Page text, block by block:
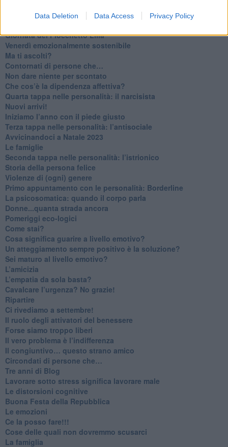
Data Deletion Data Access Privacy Policy
​Essere genitori di un adolescente
​Giornata del Fiocchetto Lilla
​Venerdì emozionalmente sostenibile
Ma ti ascolti?
Contornati di persone che…
Non dare niente per scontato
Che cos’è la dipendenza affettiva?
Quarta tappa nelle personalità: il narcisista
​Nuovi arrivi!
​Iniziamo l’anno con il piede giusto
​Terza tappa nelle personalità: l’antisociale
​Avvicinandoci a Natale 2023
Le famiglie
Seconda tappa nelle personalità: l’istrionico
​Storia della persona felice
Violenze di (ogni) genere
​Primo appuntamento con le personalità: Borderline
La psicosomatica: quando il corpo parla
Donne...quanta strada ancora
​Pomeriggi eco-logici
​Come stai?
Cosa significa guarire a livello emotivo?
​Un atteggiamento sempre positivo è la soluzione?
​Sei maturo al livello emotivo?
​L’amicizia
​L’empatia da sola basta?
​Cavalcare l’urgenza? No grazie!
Ripartire
​Ci rivediamo a settembre!
​Il ruolo degli attivatori del benessere
​Forse siamo troppo liberi
​Il vero problema è l’indifferenza
​Il congiuntivo… questo strano amico
​Circondati di persone che…
​Tre anni di Blog
​Lavorare sotto stress significa lavorare male
​Le distorsioni cognitive
​Buona Festa della Repubblica
Le emozioni
​Ce la posso fare!!!
​Cose delle quali non dovremmo scusarci
​La famiglia